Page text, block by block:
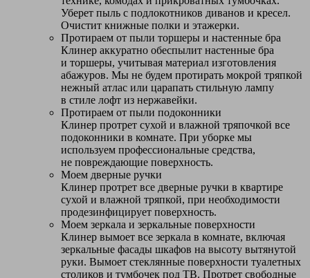
Уберет пыль с подлокотников диванов и кресел.
Очистит книжные полки и этажерки.
Протираем от пыли торшеры и настенные бра
Клинер аккуратно обеспылит настенные бра
и торшеры, учитывая материал изготовления
абажуров. Мы не будем протирать мокрой тряпкой
нежный атлас или царапать стильную лампу
в стиле лофт из нержавейки.
Протираем от пыли подоконники
Клинер протрет сухой и влажной тряпочкой все
подоконники в комнате. При уборке мы
используем профессиональные средства,
не повреждающие поверхность.
Моем дверные ручки
Клинер протрет все дверные ручки в квартире
сухой и влажной тряпкой, при необходимости
продезинфицирует поверхность.
Моем зеркала и зеркальные поверхности
Клинер вымоет все зеркала в комнате, включая
зеркальные фасады шкафов на высоту вытянутой
руки. Вымоет стеклянные поверхности туалетных
столиков и тумбочек под ТВ. Протрет свободные